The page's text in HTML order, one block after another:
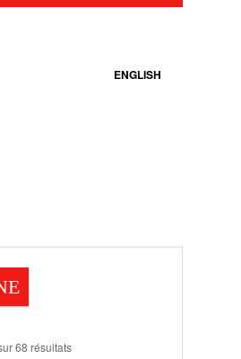
ENGLISH
68 résultats